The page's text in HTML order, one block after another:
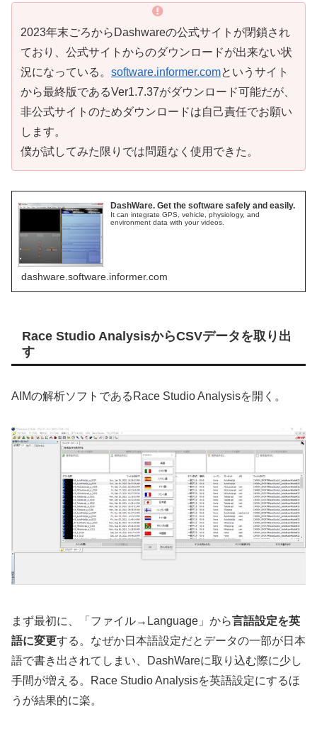
2023年末ごろからDashwareの公式サイトが閉鎖され
ており、公式サイトからのダウンロードが出来ない状
況になっている。 software.informer.comというサイト
から最終版であるVer1.7.37がダウンロード可能だが、
非公式サイトのためダウンロードは自己責任でお願い
します。
僕が試してみた限りでは問題なく使用できた。
DashWare. Get the software safely and easily.
It can integrate GPS, vehicle, physiology, and
environment data with your videos.
dashware.software.informer.com
Race Studio AnalysisからCSVデータを取り出
す
AIMの解析ソフトであるRace Studio Analysisを開く。
まず最初に、「ファイル→Language」から言語設定を英
語に変更する。なぜか日本語設定だとデータの一部が日本
語で書き出されてしまい、DashWareに取り込む際に少し
手間が増える。Race Studio Analysisを英語設定にするほ
うが結果的に楽。